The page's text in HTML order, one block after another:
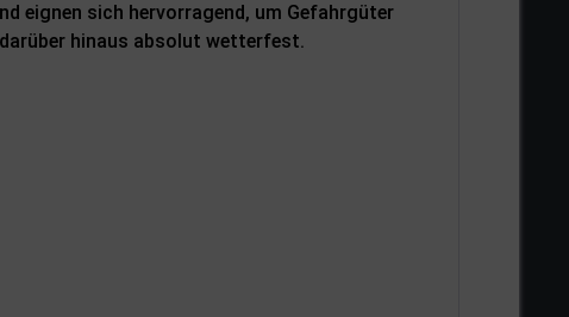
eignen sich hervorragend, um Gefahrgüter
hinaus absolut wetterfest.